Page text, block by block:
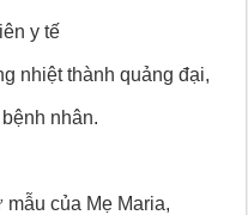
y tế
nhiệt thành quảng đại,
nhân.
của Mẹ Maria,